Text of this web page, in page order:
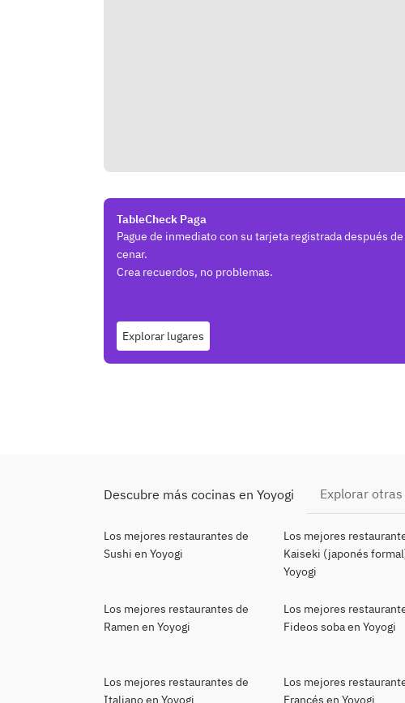
TableCheck Paga
Pague de inmediato con su tarjeta registrada después de
cenar.
Crea recuerdos, no problemas.
Explorar lugares
Descubre más cocinas en Yoyogi Explorar
Los mejores restaurantes de
Sushi en Yoyogi
Los mejores
Kaiseki (japonés
Yoyogi
Los mejores restaurantes de
Ramen en Yoyogi
Los mejores
Fideos soba en Yoyogi
Los mejores restaurantes de
Italiano en Yoyogi
Los mejores
Francés en Yoyogi